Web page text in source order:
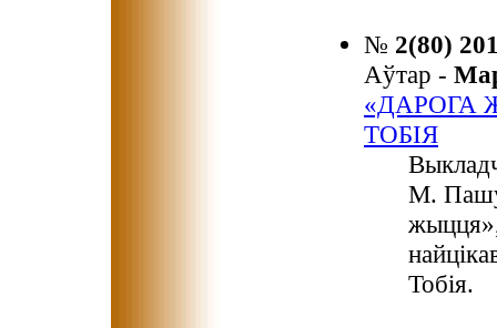
№ 2(80)
Аўтар -
«ДАРОГА
ТОБІЯ
М.
Тобія.